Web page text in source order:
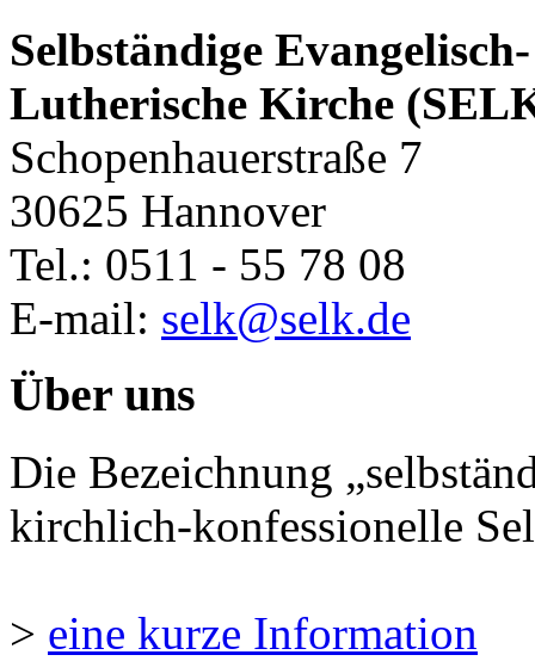
Selbständige Evangelisch-
Lutherische Kirche
Schopenhauerstraße 7
30625 Hannover
Tel.: 0511 - 55 78 08
E-mail: selk@selk.de
Über uns
Die Bezeichnung
kirchlich-konfessionelle
> eine kurze Information